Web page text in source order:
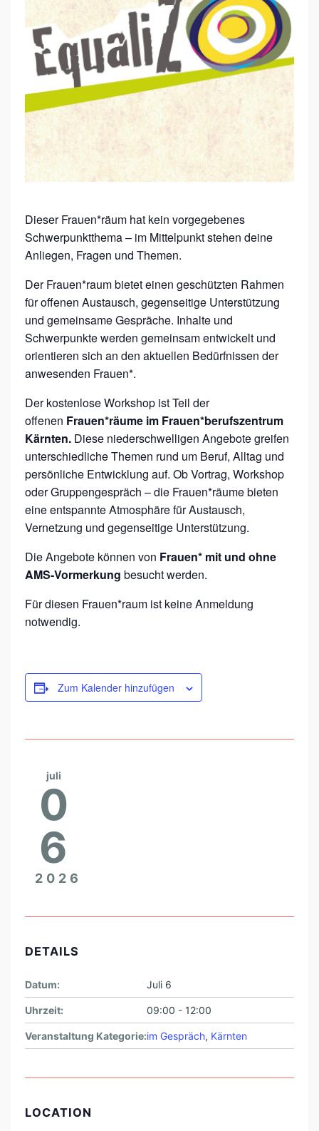
R
A
U
E
N
R
Ä
M
E
:
O
F
F
E
N
E
R
F
R
A
U
E
*
R
A
U
–
A
S
&
T
E
S
T
A
L
U
Dieser Frauen*räum hat kein vorgegebenes
Schwerpunktthema – im Mittelpunkt stehen deine
Anliegen, Fragen und Themen.
Der Frauen*raum bietet einen geschützten Rahmen
für offenen Austausch, gegenseitige Unterstützung
und gemeinsame Gespräche. Inhalte und
Schwerpunkte werden gemeinsam entwickelt und
orientieren sich an den aktuellen Bedürfnissen der
anwesenden Frauen*.
Der kostenlose Workshop ist Teil der
offenen Frauen*räume im Frauen*berufszentrum
Kärnten. Diese niederschwelligen Angebote greifen
unterschiedliche Themen rund um Beruf, Alltag und
persönliche Entwicklung auf. Ob Vortrag, Workshop
oder Gruppengespräch – die Frauen*räume bieten
eine entspannte Atmosphäre für Austausch,
Vernetzung und gegenseitige Unterstützung.
Die Angebote können von Frauen* mit und ohne
AMS-Vormerkung besucht werden.
Für diesen Frauen*raum ist keine Anmeldung
notwendig.
Zum Kalender hinzufügen
juli
0
6
2026
DETAILS
Datum: Juli 6
Uhrzeit: 09:00 - 12:00
Veranstaltung Kategorie:im Gespräch, Kärnten
LOCATION